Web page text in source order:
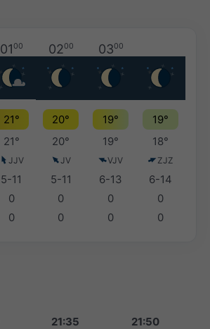
0100 0200 0300
21° 20° 19°
19°
21° 20° 19° 18°
JJV JV VJV ZJZ
5-11 5-11 6-13
6-14
0 0 0
0
0 0 0 0
21:35 21:50